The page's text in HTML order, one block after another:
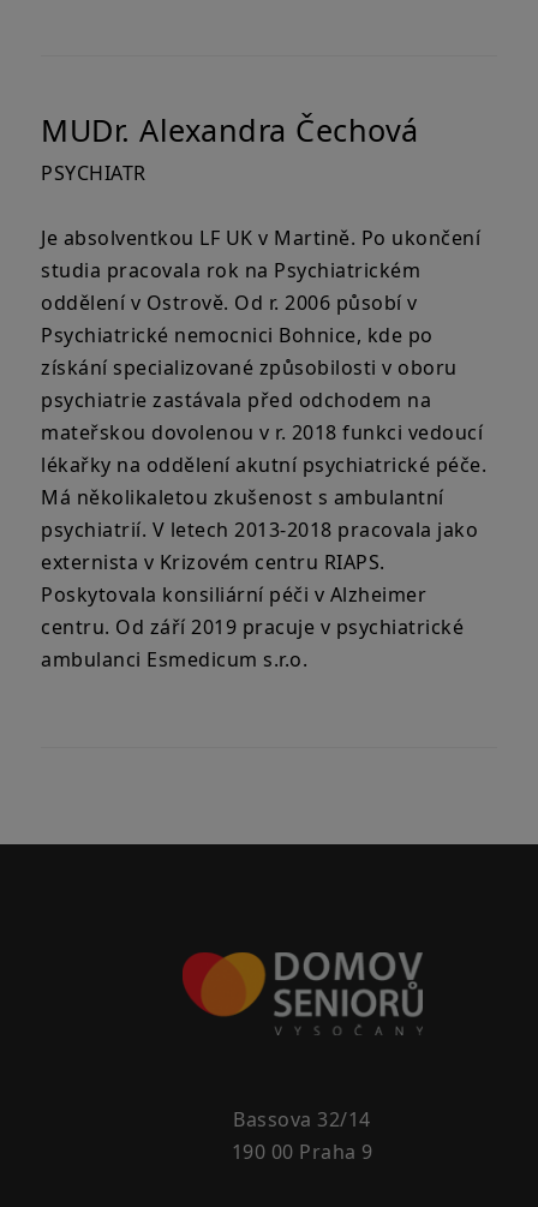
MUDr. Alexandra Čechová
PSYCHIATR
Je absolventkou LF UK v Martině. Po ukončení
studia pracovala rok na Psychiatrickém
oddělení v Ostrově. Od r. 2006 působí v
Psychiatrické nemocnici Bohnice, kde po
získání specializované způsobilosti v oboru
psychiatrie zastávala před odchodem na
mateřskou dovolenou v r. 2018 funkci vedoucí
lékařky na oddělení akutní psychiatrické péče.
Má několikaletou zkušenost s ambulantní
psychiatrií. V letech 2013-2018 pracovala jako
externista v Krizovém centru RIAPS.
Poskytovala konsiliární péči v Alzheimer
centru. Od září 2019 pracuje v psychiatrické
ambulanci Esmedicum s.r.o.
Bassova 32/14
190 00 Praha 9